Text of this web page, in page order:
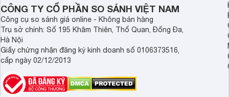
CÔNG TY CỔ PHẦN SO SÁNH VIỆT NAM
Công cụ so sánh giá online - Không bán hàng
Trụ sở chính: Số 195 Khâm Thiên, Thổ Quan, Đống Đa,
Hà Nội
Giấy chứng nhận đăng ký kinh doanh số 0106373516,
cấp ngày 02/12/2013